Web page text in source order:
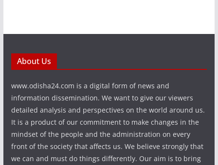
About Us
www.odisha24.com is a digital form of news and
information dissemination. We want to give our viewers
detailed analysis and perspectives on the world around us.
It is a product of our commitment to make changes in the
mindset of the people and the administration on every
front of the society that affects us. We believe strongly that
we can and must do things differently. Our aim is to bring